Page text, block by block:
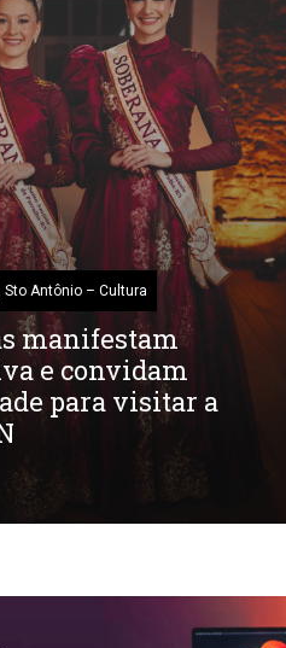
Sto Antônio – Cultura
manifestam
e convidam
para visitar a